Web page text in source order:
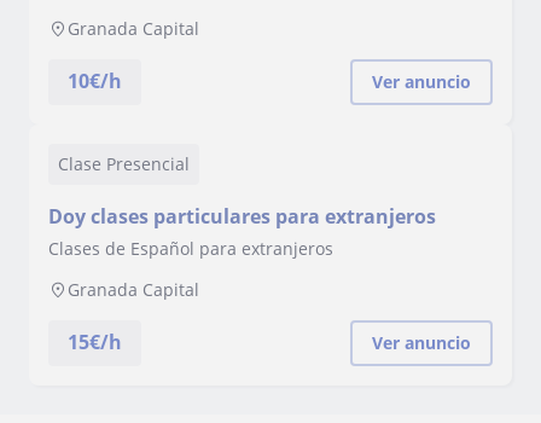
Granada Capital
10€/h Ver anuncio
Clase Presencial
Doy clases particulares para extranjeros
Clases de Español para extranjeros
Granada Capital
15€/h Ver anuncio